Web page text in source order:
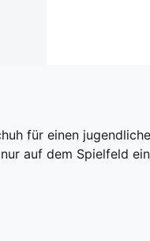
für einen
auf dem Spielfeld